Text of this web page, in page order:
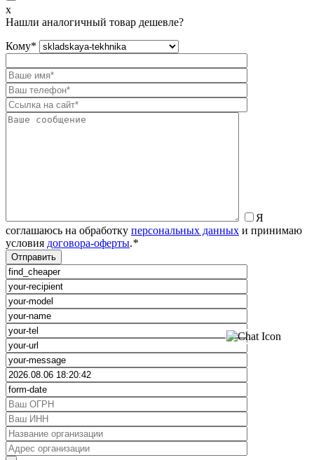
x
Нашли аналогичный товар дешевле?
Кому*
Я
соглашаюсь на обработку персональных данных и принимаю
условия договора-оферты.*